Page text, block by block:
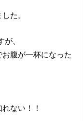
た。
、
腹が一杯になった
ない！！